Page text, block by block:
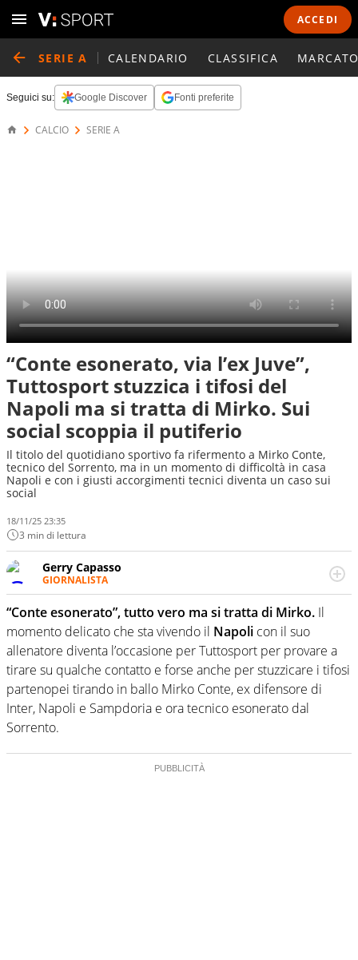
ACCEDI
SERIE A CALENDARIO CLASSIFICA
Seguici su: Google Discover Fonti preferite
CALCIO SERIE A
“Conte esonerato, via l’ex Juve”,
Tuttosport stuzzica i tifosi del
Napoli ma si tratta di Mirko. Sui
social scoppia il putiferio
Il titolo del quotidiano sportivo fa rifermento a Mirko Conte,
tecnico del Sorrento, ma in un momento di difficoltà in casa
Napoli e con i giusti accorgimenti tecnici diventa un caso sui
social
18/11/25 23:35
3 min di lettura
Gerry Capasso
GIORNALISTA
Per lui gli sport americani non hanno segreti: basket,
football, baseball e la capacità innata di trovare la notizia
dove altri non vedono granché
“Conte esonerato”, tutto vero ma si tratta di Mirko. Il
momento delicato che sta vivendo il Napoli con il suo
allenatore diventa l’occasione per Tuttosport per provare a
tirare su qualche contatto e forse anche per stuzzicare i tifosi
partenopei tirando in ballo Mirko Conte, ex difensore di
Inter, Napoli e Sampdoria e ora tecnico esonerato dal
Sorrento.